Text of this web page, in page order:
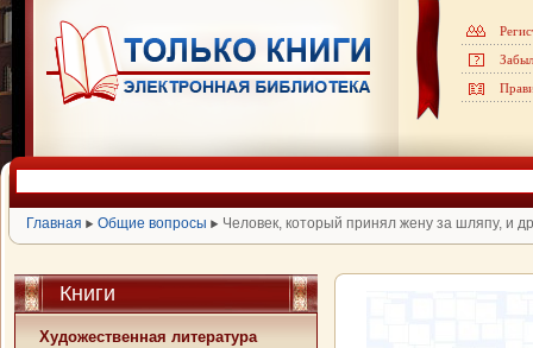
Главная Общие вопросы Человек, который принял жену за шляпу, и
Книги
Художественная литература